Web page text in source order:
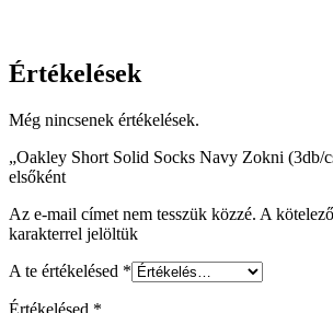
Értékelések
Még nincsenek értékelések.
„Oakley Short Solid Socks Navy Zokni (3db/
elsőként
Az e-mail címet nem tesszük közzé. A
karakterrel jelöltük
A te értékelésed *
Értékelésed *